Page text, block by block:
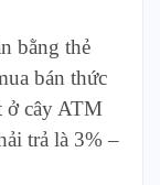
bằng thẻ
bán thức
ở cây ATM
trả là 3% –